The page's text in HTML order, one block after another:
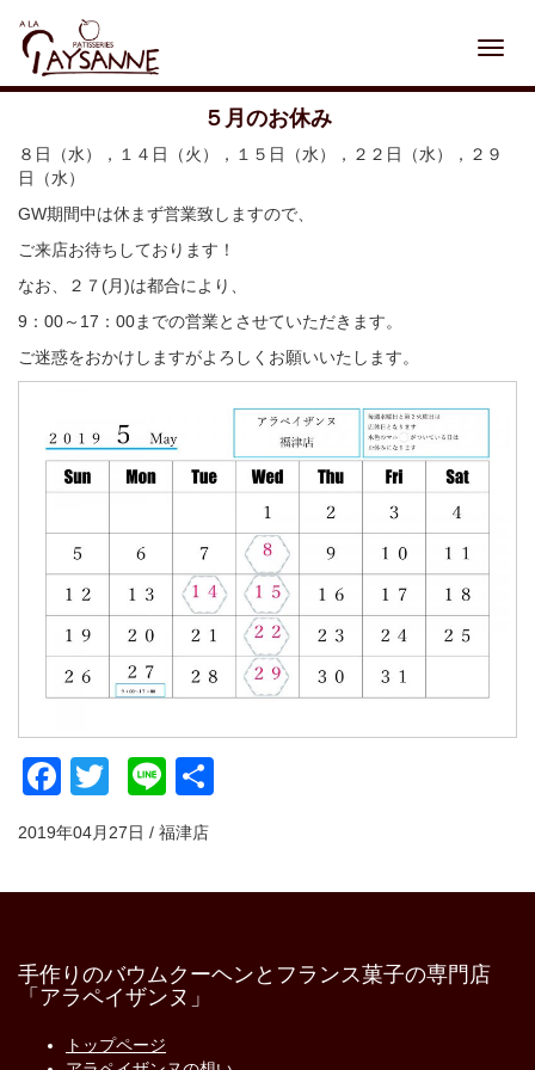
５月のお休み
８日（水），１４日（火），１５日（水），２２日（水），２９
日（水）
GW期間中は休まず営業致しますので、
ご来店お待ちしております！
なお、２７(月)は都合により、
9：00～17：00までの営業とさせていただきます。
ご迷惑をおかけしますがよろしくお願いいたします。
Facebook
Twitter
Line
2019年04月27日 / 福津店
手作りのバウムクーヘンとフランス菓子の専門店
「アラペイザンヌ」
トップページ